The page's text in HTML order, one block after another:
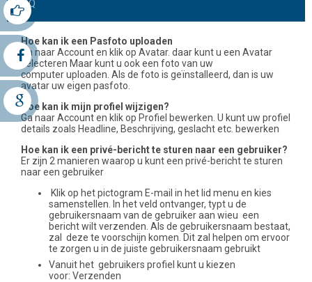
FAQ
Hoe kan ik een Pasfoto uploaden
Ga naar Account en klik op Avatar. daar kunt u een ​​Avatar
selecteren Maar kunt u ook een foto van uw
computer uploaden. Als de foto is geïnstalleerd, dan is uw
avatar uw eigen pasfoto.
Hoe kan ik mijn profiel wijzigen?
Ga naar Account en klik op Profiel bewerken. U kunt uw profiel
details zoals Headline, Beschrijving, geslacht etc. bewerken
Hoe kan ik een privé-bericht te sturen naar een gebruiker?
Er zijn 2 manieren waarop u kunt een privé-bericht te sturen
naar een gebruiker
Klik op het pictogram E-mail in het lid menu en kies
samenstellen. In het veld ontvanger, typt u de
gebruikersnaam van de gebruiker aan wieu een
bericht wilt verzenden. Als de gebruikersnaam bestaat,
zal deze te voorschijn komen. Dit zal helpen om ervoor
te zorgen u in de juiste gebruikersnaam gebruikt
Vanuit het gebruikers profiel kunt u kiezen
voor: Verzenden